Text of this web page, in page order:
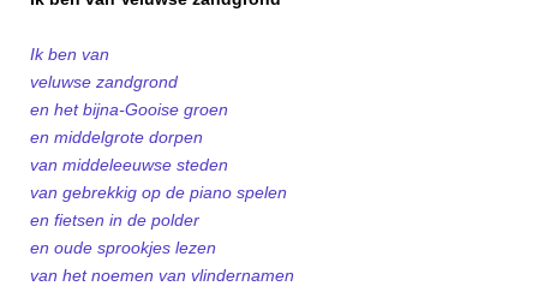
Ik ben van
veluwse zandgrond
en het bijna-Gooise groen
en middelgrote dorpen
van middeleeuwse steden
van gebrekkig op de piano spelen
en fietsen in de polder
en oude sprookjes lezen
van het noemen van vlindernamen